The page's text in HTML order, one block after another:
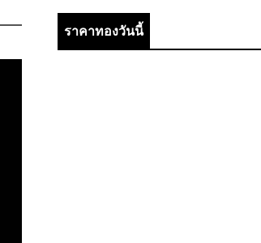
ราคาทองวันนี้